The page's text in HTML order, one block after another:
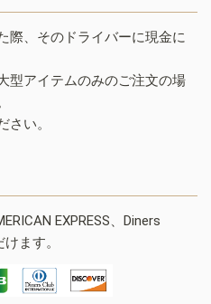
際、そのドライバーに現金に
型アイテムのみのご注文の場
い。
EXPRESS、Diners
ます。